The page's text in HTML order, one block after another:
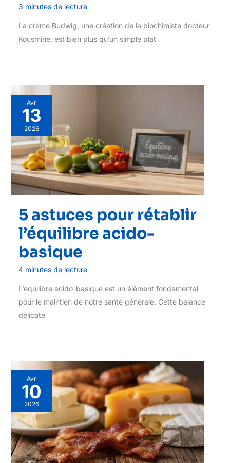
3 minutes de lecture
La crème Budwig, une création de la biochimiste docteur
Kousmine, est bien plus qu’un simple plat
Avr
13
2026
5 astuces pour rétablir
l’équilibre acido-
basique
4 minutes de lecture
L’équilibre acido-basique est un élément fondamental
pour le maintien de notre santé générale. Cette balance
délicate
Avr
10
2026